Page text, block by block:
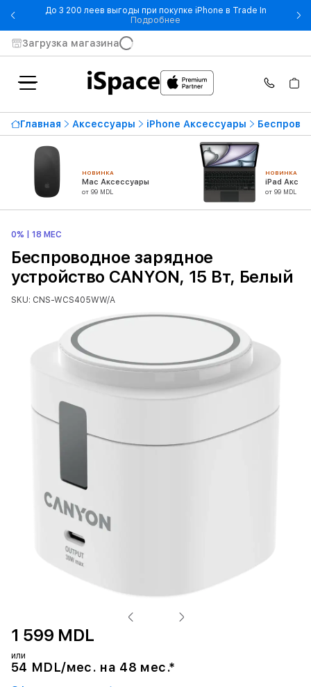
До 3 200 леев выгоды при покупке iPhone в Trade In
Подробнее - До 3 200 леев выгоды при
Загрузка магазина
Главная Аксессуары iPhone Аксессуары
НОВИНКА
Mac Аксессуары
от 99 MDL
НОВИНКА
iPad
от 99 MDL
0% | 18 МЕС
Беспроводное зарядное
устройство CANYON, 15 Вт, Белый
SKU: CNS-WCS405WW/A
1 599 MDL
или
54 MDL/мес. на 48 мес.*